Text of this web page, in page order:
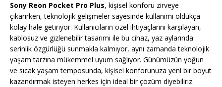
Sony Reon Pocket Pro Plus, kişisel konforu zirveye
çıkarırken, teknolojik gelişmeler sayesinde kullanımı oldukça
kolay hale getiriyor. Kullanıcıların özel ihtiyaçlarını karşılayan,
kablosuz ve gizlenebilir tasarımı ile bu cihaz, yaz aylarında
serinlik özgürlüğü sunmakla kalmıyor, aynı zamanda teknolojik
yaşam tarzına mükemmel uyum sağlıyor. Günümüzün yoğun
ve sıcak yaşam temposunda, kişisel konforunuza yeni bir boyut
kazandırmak isteyen herkes için ideal bir çözüm diyebiliriz.